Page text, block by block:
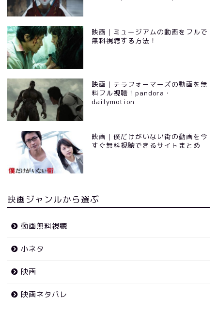
映画｜ミュージアムの動画をフルで
無料視聴する方法！
映画｜テラフォーマーズの動画を無
料フル視聴！pandora・
dailymotion
映画｜僕だけがいない街の動画を今
すぐ無料視聴できるサイトまとめ
映画ジャンルから選ぶ
動画無料視聴
小ネタ
映画
映画ネタバレ